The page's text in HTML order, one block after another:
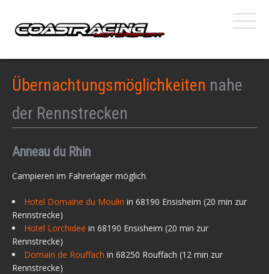
Übernachtungsmöglichkeiten nahe
der Rennstrecken
Anneau du Rhin
Campieren im Fahrerlager möglich
Hotel Domaine du Moulin in 68190 Ensisheim (20 min zur
Rennstrecke)
Hotel Lorchidee in 68190 Ensisheim (20 min zur
Rennstrecke)
Domain de Rouffach in 68250 Rouffach (12 min zur
Rennstrecke)